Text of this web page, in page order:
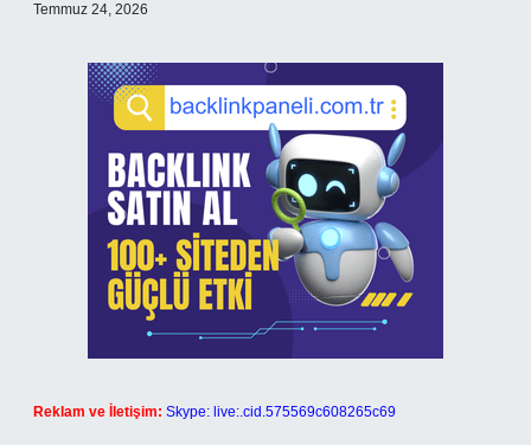
Temmuz 24, 2026
Reklam ve İletişim: Skype: live:.cid.575569c608265c69